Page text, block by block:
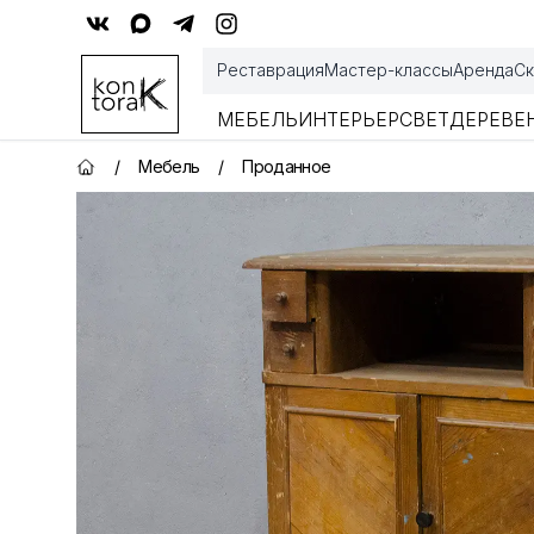
РеставрацияМастер-классыАренда
МЕБЕЛЬИНТЕРЬЕРСВЕТ
Главная страница
/ Мебель / Проданное